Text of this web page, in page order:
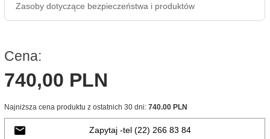
Zasoby dotyczące bezpieczeństwa i produktów
Cena:
740,00 PLN
Najniższa cena produktu z ostatnich 30 dni: 740.00 PLN
Zapytaj -tel (22) 266 83 84